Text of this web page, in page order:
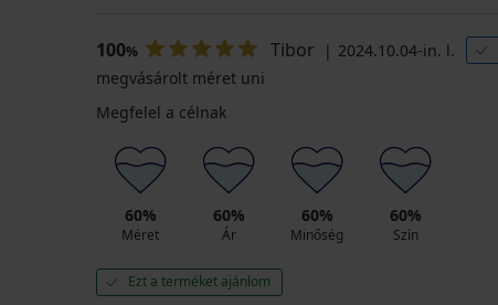
100% Tibor 2024.10.04-in. l.
megvásárolt méret uni
Megfelel a célnak
60%
Méret
60%
Ár
60%
Minőség
60%
Szín
Ezt a terméket ajánlom